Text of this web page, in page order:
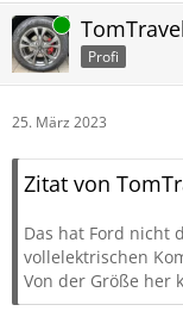
Online
Profi
25. März 2023
Zitat von
Das hat Ford nicht
vollelektrischen
Von der Größe her